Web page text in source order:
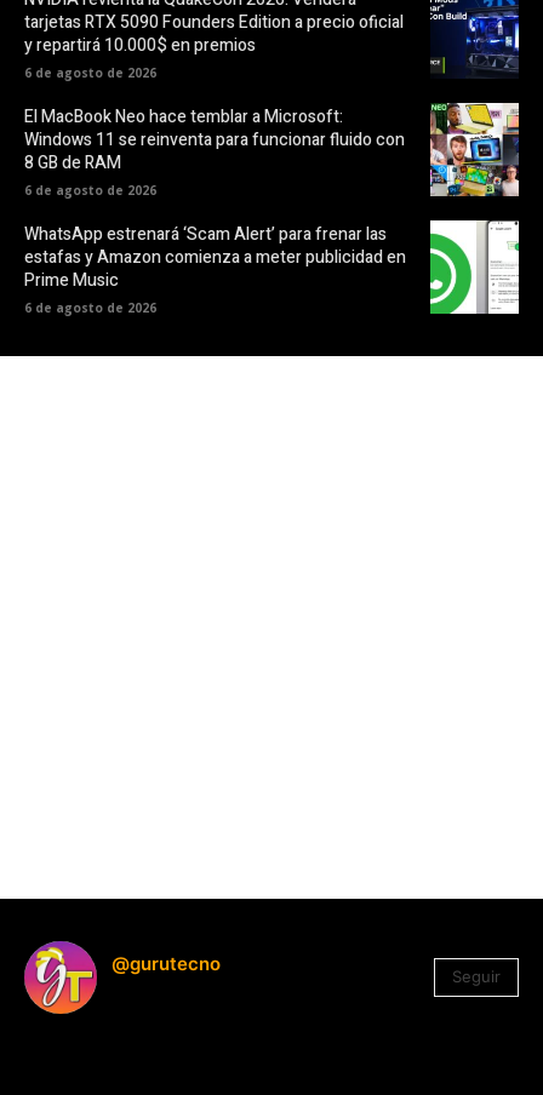
tarjetas RTX 5090 Founders Edition a precio oficial
y repartirá 10.000$ en premios
6 de agosto de 2026
El MacBook Neo hace temblar a Microsoft:
Windows 11 se reinventa para funcionar fluido con
8 GB de RAM
6 de agosto de 2026
WhatsApp estrenará ‘Scam Alert’ para frenar las
estafas y Amazon comienza a meter publicidad en
Prime Music
6 de agosto de 2026
@gurutecno
Seguir